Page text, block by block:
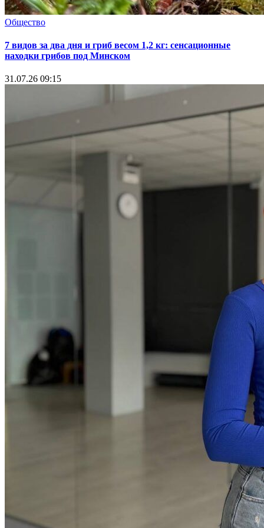
Общество
7 видов за два дня и гриб весом 1,2 кг: сенсационные
находки грибов под Минском
31.07.26 09:15